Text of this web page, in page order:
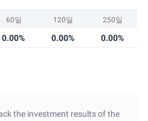
60일 120일 250일
0.00% 0.00% 0.00%
the investment results of the